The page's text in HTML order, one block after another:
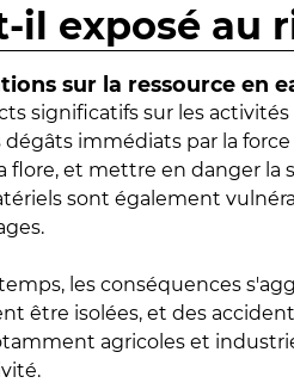
il exposé au
sur la ressource en
significatifs sur les
dégâts immédiats par la
flore, et mettre en danger la
sont également
les conséquences
être isolées, et des
agricoles et